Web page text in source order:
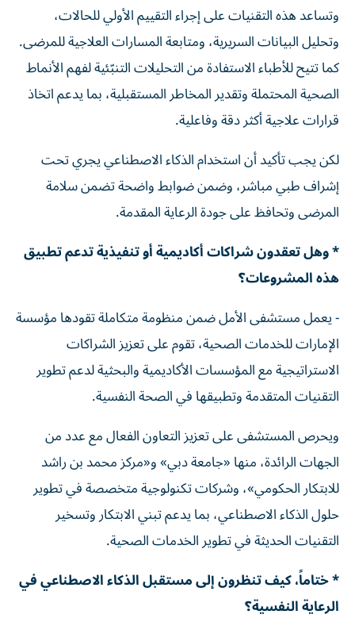
وتساعد هذه التقنيات على إجراء التقييم الأولي للحالات،
وتحليل البيانات السريرية، ومتابعة المسارات العلاجية للمرضى.
كما تتيح للأطباء الاستفادة من التحليلات التنبّئية لفهم الأنماط
الصحية المحتملة وتقدير المخاطر المستقبلية، بما يدعم اتخاذ
قرارات علاجية أكثر دقة وفاعلية.
لكن يجب تأكيد أن استخدام الذكاء الاصطناعي يجري تحت
إشراف طبي مباشر، وضمن ضوابط واضحة تضمن سلامة
المرضى وتحافظ على جودة الرعاية المقدمة.
* وهل تعقدون شراكات أكاديمية أو تنفيذية تدعم تطبيق
هذه المشروعات؟
- يعمل مستشفى الأمل ضمن منظومة متكاملة تقودها مؤسسة
الإمارات للخدمات الصحية، تقوم على تعزيز الشراكات
الاستراتيجية مع المؤسسات الأكاديمية والبحثية لدعم تطوير
التقنيات المتقدمة وتطبيقها في الصحة النفسية.
ويحرص المستشفى على تعزيز التعاون الفعال مع عدد من
الجهات الرائدة، منها «جامعة دبي» و«مركز محمد بن راشد
للابتكار الحكومي»، وشركات تكنولوجية متخصصة في تطوير
حلول الذكاء الاصطناعي، بما يدعم تبني الابتكار وتسخير
التقنيات الحديثة في تطوير الخدمات الصحية.
* ختاماً، كيف تنظرون إلى مستقبل الذكاء الاصطناعي في
الرعاية النفسية؟